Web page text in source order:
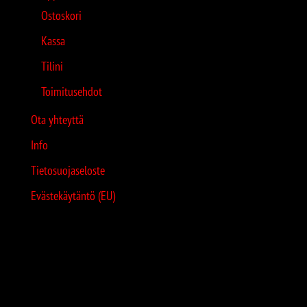
Ostoskori
Kassa
Tilini
Toimitusehdot
Ota yhteyttä
Info
Tietosuojaseloste
Evästekäytäntö (EU)